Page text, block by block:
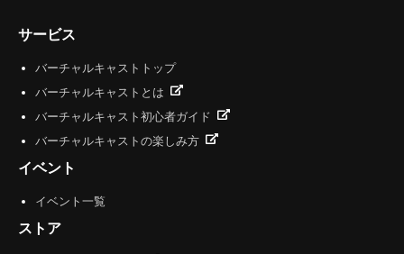
サービス
バーチャルキャストトップ
バーチャルキャストとは
バーチャルキャスト初心者ガイド
バーチャルキャストの楽しみ方
イベント
イベント一覧
ストア